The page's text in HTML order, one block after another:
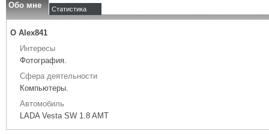
Обо мне Статистика
О Alex841
Интересы
Фотография.
Сфера деятельности
Компьютеры.
Автомобиль
LADA Vesta SW 1.8 AMT